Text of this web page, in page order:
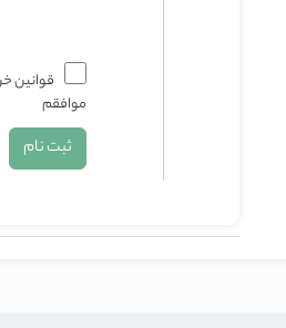
قوانین
موافقم
ثبت نام